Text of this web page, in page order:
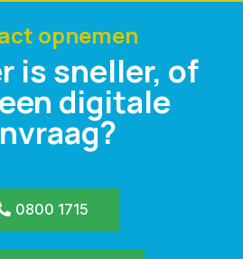
opnemen
is sneller, of
digitale
0800 1715